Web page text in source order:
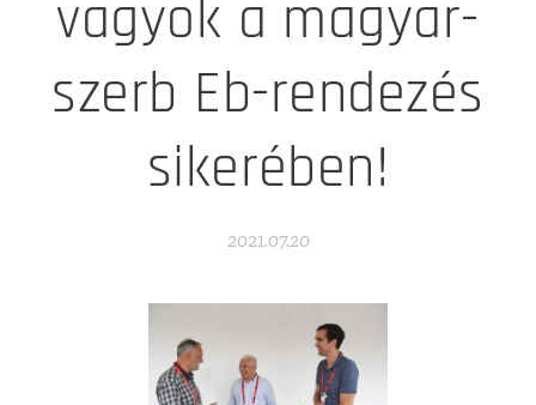
vagyok a magyar-
szerb Eb-rendezés
sikerében!
2021.07.20